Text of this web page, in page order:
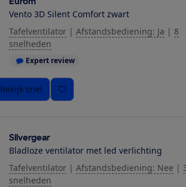
Vento 3D Silent Comfort zwart
Tafelventilator | Afstandsbediening: Ja | 8
snelheden
Expert review
Bekijk snel
Silvergear
Bladloze ventilator met led verlichting
Tafelventilator | Afstandsbediening: Nee |
snelheden